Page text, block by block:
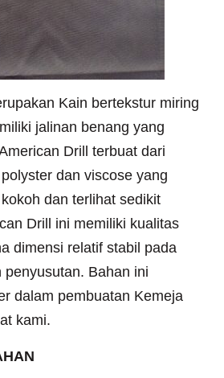
Kain bertekstur miring
jalinan benang yang
Drill terbuat dari
dan viscose yang
dan terlihat sedikit
Drill ini memiliki kualitas
dimensi relatif stabil pada
Bahan ini
dalam pembuatan Kemeja
kami.